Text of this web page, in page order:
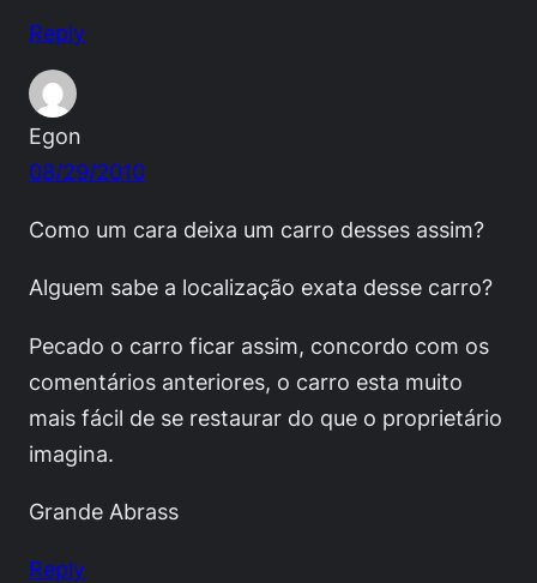
Reply
Egon
08/29/2010
Como um cara deixa um carro desses assim?
Alguem sabe a localização exata desse carro?
Pecado o carro ficar assim, concordo com os
comentários anteriores, o carro esta muito
mais fácil de se restaurar do que o proprietário
imagina.
Grande Abrass
Reply